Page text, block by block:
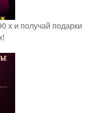
х и получай подарки